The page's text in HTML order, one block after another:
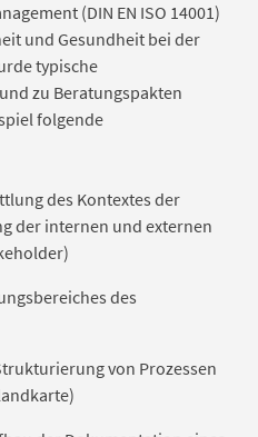
(DIN EN ISO 14001)
und Gesundheit bei der
typische
zu Beratungspakten
folgende
des Kontextes der
der internen und externen
des
von Prozessen